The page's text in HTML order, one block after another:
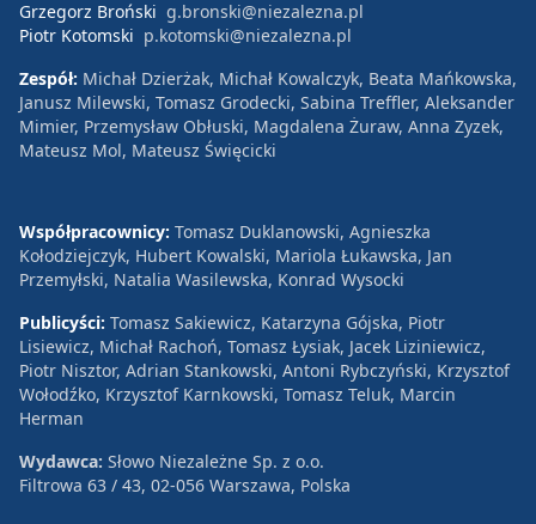
Grzegorz Broński g.bronski@niezalezna.pl
Piotr Kotomski p.kotomski@niezalezna.pl
Zespół: Michał Dzierżak, Michał Kowalczyk, Beata Mańkowska,
Janusz Milewski, Tomasz Grodecki, Sabina Treffler, Aleksander
Mimier, Przemysław Obłuski, Magdalena Żuraw, Anna Zyzek,
Mateusz Mol, Mateusz Święcicki
Współpracownicy: Tomasz Duklanowski, Agnieszka
Kołodziejczyk, Hubert Kowalski, Mariola Łukawska, Jan
Przemyłski, Natalia Wasilewska, Konrad Wysocki
Publicyści: Tomasz Sakiewicz, Katarzyna Gójska, Piotr
Lisiewicz, Michał Rachoń, Tomasz Łysiak, Jacek Liziniewicz,
Piotr Nisztor, Adrian Stankowski, Antoni Rybczyński, Krzysztof
Wołodźko, Krzysztof Karnkowski, Tomasz Teluk, Marcin
Herman
Wydawca: Słowo Niezależne Sp. z o.o.
Filtrowa 63 / 43, 02-056 Warszawa, Polska